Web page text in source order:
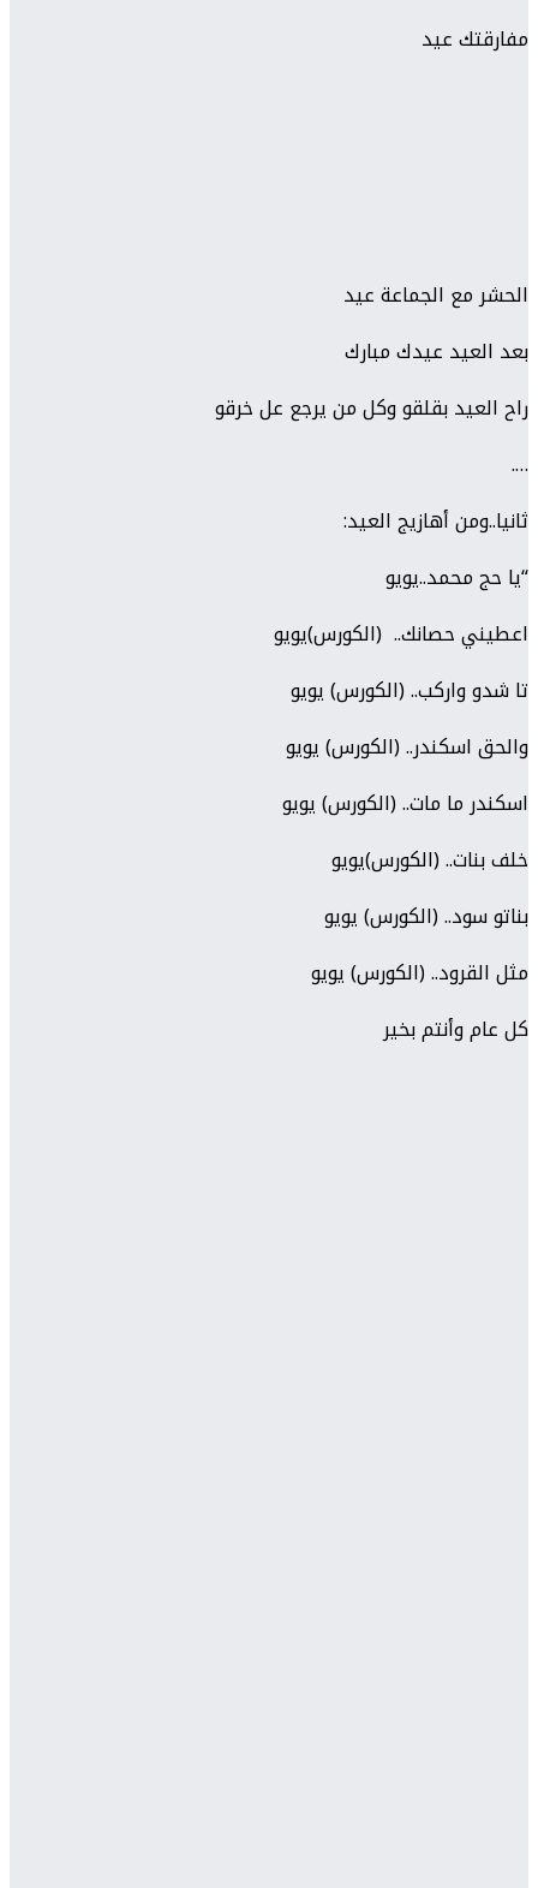
مفارقتك عيد
الحشر مع الجماعة عيد
بعد العيد عيدك مبارك
راح العيد بقلقو وكل من يرجع عل خرقو
….
ثانيا..ومن أهازيج العيد:
“يا حج محمد..يويو
اعطيني حصانك.. (الكورس)يويو
تا شدو واركب.. (الكورس) يويو
والحق اسكندر.. (الكورس) يويو
اسكندر ما مات.. (الكورس) يويو
خلف بنات.. (الكورس)يويو
بناتو سود.. (الكورس) يويو
مثل القرود.. (الكورس) يويو
كل عام وأنتم بخير